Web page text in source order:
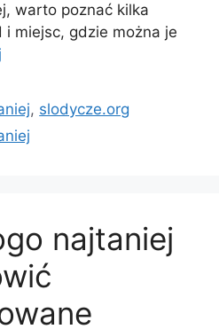
warto poznać kilka
miejsc, gdzie można je
, slodycze.org
najtaniej